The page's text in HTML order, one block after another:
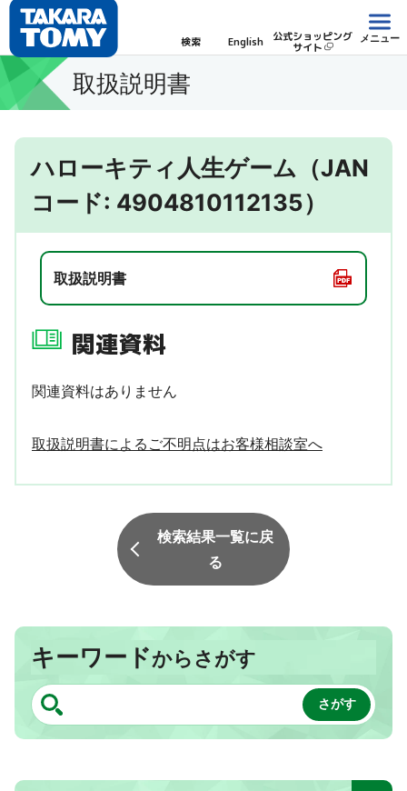
検索 English 公式ショッピング
サイト
メニュー
取扱説明書
ハローキティ人生ゲーム（JAN
コード: 4904810112135）
取扱説明書
関連資料
関連資料はありません
取扱説明書によるご不明点はお客様相談室へ
検索結果一覧に戻
る
キーワードからさがす